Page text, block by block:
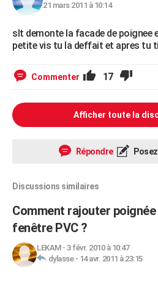
21 mars 2011 à 10:14
slt demonte la facade de poignee
petite vis tu la deffait et apres tu
Commenter 17
Afficher toute la
Répondre
Discussions similaires
Comment rajouter
fenêtre PVC ?
LEKAM- 3 févr. 2010 à 10:47
dylasse- 14 avr. 2011 à 23:15